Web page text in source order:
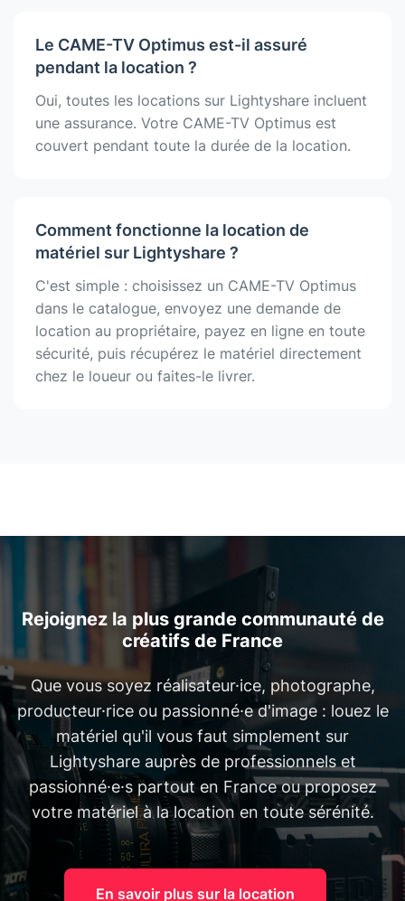
Le CAME-TV Optimus est-il assuré
pendant la location ?
Oui, toutes les locations sur Lightyshare incluent
une assurance. Votre CAME-TV Optimus est
couvert pendant toute la durée de la location.
Comment fonctionne la location de
matériel sur Lightyshare ?
C'est simple : choisissez un CAME-TV Optimus
dans le catalogue, envoyez une demande de
location au propriétaire, payez en ligne en toute
sécurité, puis récupérez le matériel directement
chez le loueur ou faites-le livrer.
Rejoignez la plus grande communauté de
créatifs de France
Que vous soyez réalisateur·ice, photographe,
producteur·rice ou passionné·e d'image : louez le
matériel qu'il vous faut simplement sur
Lightyshare auprès de professionnels et
passionné·e·s partout en France ou proposez
votre matériel à la location en toute sérénité.
En savoir plus sur la location